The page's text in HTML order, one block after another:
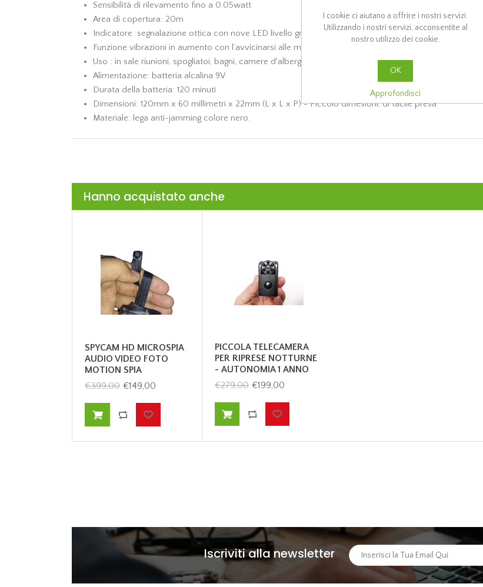
Sensibilità di rilevamento fino a 0.05watt
Area di copertura: 20m
Indicatore :segnalazione ottica con nove LED livello grafico a 9 barre , audio con progressione nel
Funzione vibrazioni in aumento con l’avvicinarsi alle microspia o telecamere wireless
Uso : in sale riunioni, spogliatoi, bagni, camere d'albergo, auto , o qualsiasi luogo che richiede la privacy
Alimentazione: batteria alcalina 9V
Durata della batteria: 120 minuti
Dimensioni: 120mm x 60 millimetri x 22mm (L x L x P) - Piccolo dimesioni, di facile presa
Materiale: lega anti-jamming colore nero.
Hanno acquistato anche
SPYCAM HD MICROSPIA
AUDIO VIDEO FOTO
MOTION SPIA
€399,00 €149,00
PICCOLA TELECAMERA
PER RIPRESE NOTTURNE
- AUTONOMIA 1 ANNO
€279,00 €199,00
Iscriviti alla newsletter
I cookie ci aiutano a offrire i nostri servizi.
Utilizzando i nostri servizi, acconsentite al
nostro utilizzo dei cookie.
OK
Approfondisci